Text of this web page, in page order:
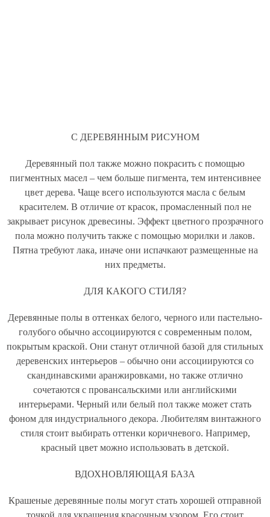
С ДЕРЕВЯННЫМ РИСУНОМ
Деревянный пол также можно покрасить с помощью
пигментных масел – чем больше пигмента, тем интенсивнее
цвет дерева. Чаще всего используются масла с белым
красителем. В отличие от красок, промасленный пол не
закрывает рисунок древесины. Эффект цветного прозрачного
пола можно получить также с помощью морилки и лаков.
Пятна требуют лака, иначе они испачкают размещенные на
них предметы.
ДЛЯ КАКОГО СТИЛЯ?
Деревянные полы в оттенках белого, черного или пастельно-
голубого обычно ассоциируются с современным полом,
покрытым краской. Они станут отличной базой для стильных
деревенских интерьеров – обычно они ассоциируются со
скандинавскими аранжировками, но также отлично
сочетаются с провансальскими или английскими
интерьерами. Черный или белый пол также может стать
фоном для индустриального декора. Любителям винтажного
стиля стоит выбирать оттенки коричневого. Например,
красный цвет можно использовать в детской.
ВДОХНОВЛЯЮЩАЯ БАЗА
Крашеные деревянные полы могут стать хорошей отправной
точкой для украшения красочным узором. Его стоит